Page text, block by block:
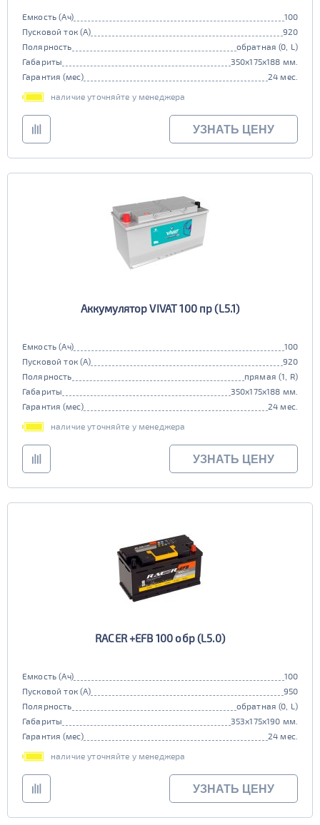
Емкость (Ач)
100
Пусковой ток (А)
920
Полярность
обратная (0, L)
Габариты
350x175x188 мм.
Гарантия (мес)
24 мес.
наличие уточняйте у менеджера
УЗНАТЬ ЦЕНУ
Аккумулятор VIVAT 100 пр (L5.1)
Емкость (Ач)
100
Пусковой ток (А)
920
Полярность
прямая (1, R)
Габариты
350x175x188 мм.
Гарантия (мес)
24 мес.
наличие уточняйте у менеджера
УЗНАТЬ ЦЕНУ
RACER +EFB 100 обр (L5.0)
Емкость (Ач)
100
Пусковой ток (А)
950
Полярность
обратная (0, L)
Габариты
353x175x190 мм.
Гарантия (мес)
24 мес.
наличие уточняйте у менеджера
УЗНАТЬ ЦЕНУ